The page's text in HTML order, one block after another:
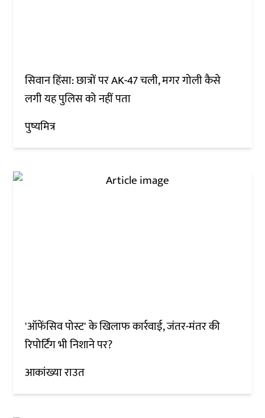
सिवान हिंसा: छात्रों पर AK-47 चली, मगर गोली कैसे
लगी यह पुलिस को नहीं पता
पुष्यमित्र
'ऑफेंसिव पोस्ट' के खिलाफ कार्रवाई, जंतर-मंतर की
रिपोर्टिंग भी निशाने पर?
आकांख्या राउत